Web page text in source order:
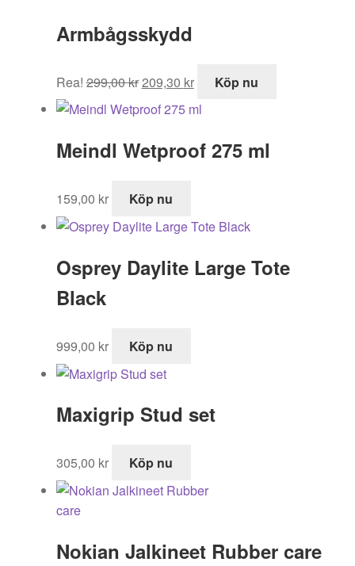
Armbågsskydd
Rea! 299,00kr
ursprungliga
priset
299,00 kr.
209,30 kr
nuvarande
priset
209,30 kr.
Köp nu
Meindl Wetproof 275 ml
159,00 kr Köp nu
Osprey Daylite Large Tote
Black
999,00 kr Köp nu
Maxigrip Stud set
305,00 kr Köp nu
Nokian Jalkineet Rubber care